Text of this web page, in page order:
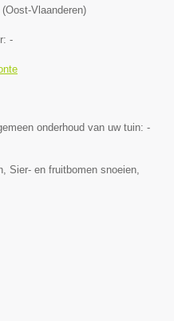
(Oost-Vlaanderen)
-
onderhoud van uw tuin: -
Sier- en fruitbomen snoeien,